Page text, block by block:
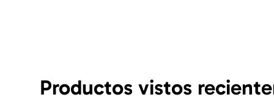
Productos vistos